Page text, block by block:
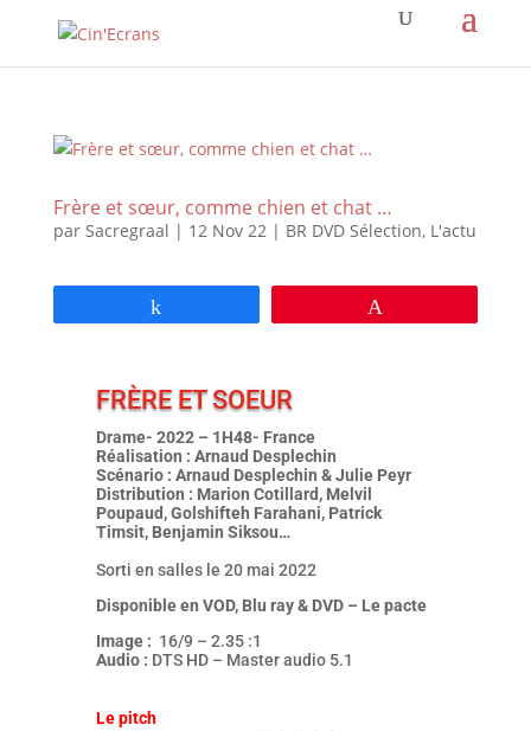
Frère et sœur, comme chien et chat …
par Sacregraal | 12 Nov 22| BR DVD Sélection, L'actu
FRÈRE ET SOEUR
Drame- 2022 – 1H48- France
Réalisation : Arnaud Desplechin
Scénario : Arnaud Desplechin & Julie Peyr
Distribution : Marion Cotillard, Melvil
Poupaud, Golshifteh Farahani, Patrick
Timsit, Benjamin Siksou…
Sorti en salles le 20 mai 2022
Disponible en VOD, Blu ray & DVD – Le pacte
Image : 16/9 – 2.35 :1
Audio : DTS HD – Master audio 5.1
Le pitch